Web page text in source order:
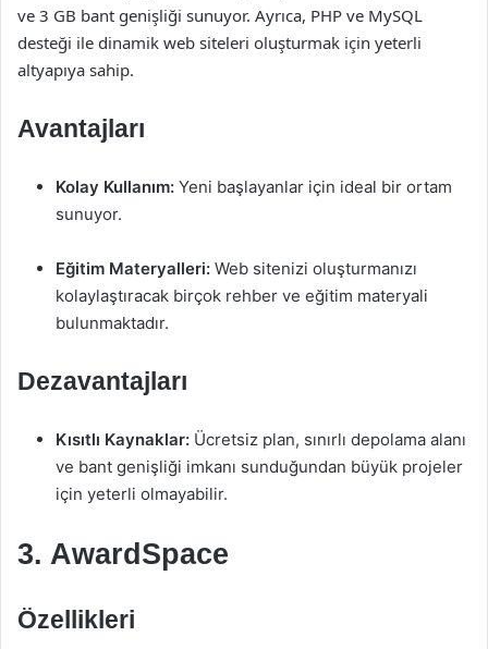
ve 3 GB bant genişliği sunuyor. Ayrıca, PHP ve MySQL
desteği ile dinamik web siteleri oluşturmak için yeterli
altyapıya sahip.
Avantajları
Kolay Kullanım: Yeni başlayanlar için ideal bir ortam
sunuyor.
Eğitim Materyalleri: Web sitenizi oluşturmanızı
kolaylaştıracak birçok rehber ve eğitim materyali
bulunmaktadır.
Dezavantajları
Kısıtlı Kaynaklar: Ücretsiz plan, sınırlı depolama alanı
ve bant genişliği imkanı sunduğundan büyük projeler
için yeterli olmayabilir.
3. AwardSpace
Özellikleri